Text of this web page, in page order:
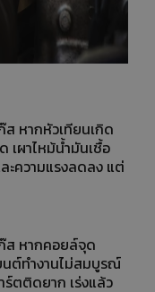
ส หากหัวเทียนเกิด
เผาไหม้น้ำมันเชื้อ
ะความแรงลดลง แต่
ส หากคอยล์จุด
นต์ทำงานไม่สมบูรณ์
ร์ตติดยาก เร่งแล้ว